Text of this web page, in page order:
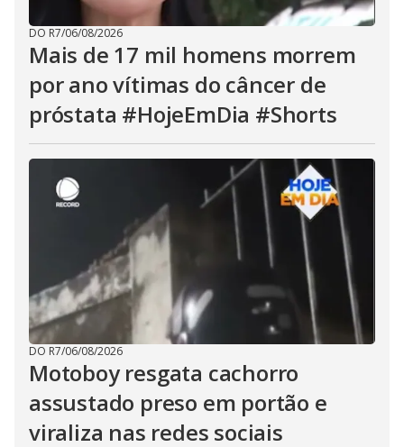
DO R7/06/08/2026
Mais de 17 mil homens morrem
por ano vítimas do câncer de
próstata #HojeEmDia #Shorts
DO R7/06/08/2026
Motoboy resgata cachorro
assustado preso em portão e
viraliza nas redes sociais